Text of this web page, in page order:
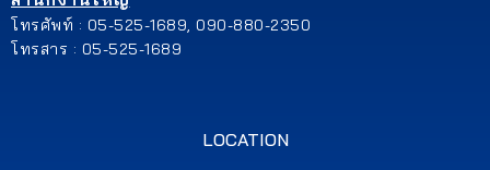
โทรศัพท์ : 05-525-1689, 090-880-2350
โทรสาร : 05-525-1689
LOCATION